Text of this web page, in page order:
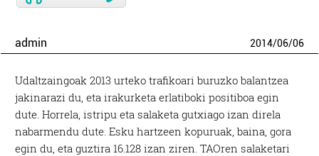
admin 2014/06/06
Udaltzaingoak 2013 urteko trafikoari buruzko balantzea
jakinarazi du, eta irakurketa erlatiboki positiboa egin
dute. Horrela, istripu eta salaketa gutxiago izan direla
nabarmendu dute. Esku hartzeen kopuruak, baina, gora
egin du, eta guztira 16.128 izan ziren. TAOren salaketari